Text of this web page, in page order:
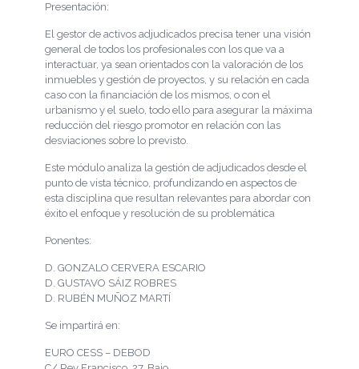
Presentación:
El gestor de activos adjudicados precisa tener una visión
general de todos los profesionales con los que va a
interactuar, ya sean orientados con la valoración de los
inmuebles y gestión de proyectos, y su relación en cada
caso con la financiación de los mismos, o con el
urbanismo y el suelo, todo ello para asegurar la máxima
reducción del riesgo promotor en relación con las
desviaciones sobre lo previsto.
Este módulo analiza la gestión de adjudicados desde el
punto de vista técnico, profundizando en aspectos de
esta disciplina que resultan relevantes para abordar con
éxito el enfoque y resolución de su problemática
Ponentes:
D. GONZALO CERVERA ESCARIO
D. GUSTAVO SÁIZ ROBRES
D. RUBÉN MUÑOZ MARTÍ
Se impartirá en:
EURO CESS – DEBOD